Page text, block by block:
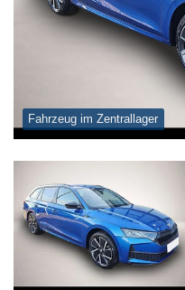
Fahrzeug im Zentrallager